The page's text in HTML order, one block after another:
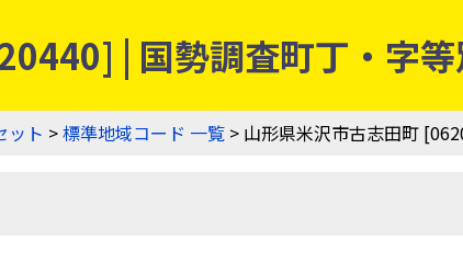
| 国勢調査町丁・字
ット >標準地域コード 一覧 > 山形県米沢市古志田町